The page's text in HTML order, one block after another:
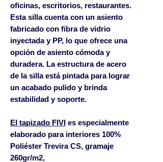
oficinas, escritorios, restaurantes.
Esta silla cuenta con un asiento
fabricado con fibra de vidrio
inyectada y PP, lo que ofrece una
opción de asiento cómoda y
duradera. La estructura de acero
de la silla está pintada para lograr
un acabado pulido y brinda
estabilidad y soporte.
El tapizado FIVI es especialmente
elaborado para interiores 100%
Poliéster Trevira CS, gramaje
260gr/m2,